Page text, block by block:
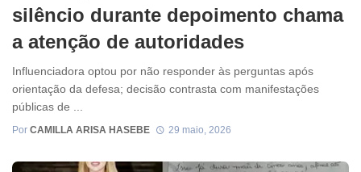
silêncio durante depoimento chama
a atenção de autoridades
Influenciadora optou por não responder às perguntas após
orientação da defesa; decisão contrasta com manifestações
públicas de ...
Por CAMILLA ARISA HASEBE 29 maio, 2026